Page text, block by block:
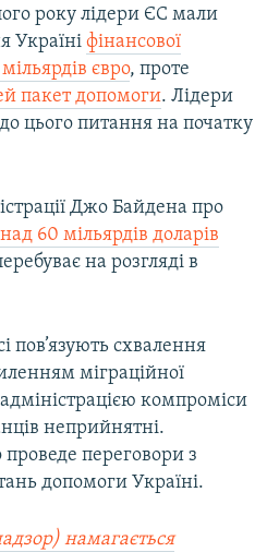
року лідери ЄС мали
Україні фінансової
євро, проте
пакет допомоги. Лідери
цього питання на початку
Джо Байдена про
60 мільярдів доларів
на розгляді в
пов’язують схвалення
міграційної
компроміси
неприйнятні.
переговори з
допомоги Україні.
намагається